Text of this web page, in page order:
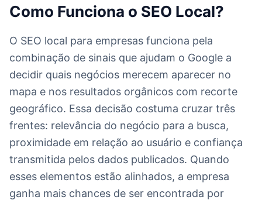
Como Funciona o SEO Local?
O SEO local para empresas funciona pela
combinação de sinais que ajudam o Google a
decidir quais negócios merecem aparecer no
mapa e nos resultados orgânicos com recorte
geográfico. Essa decisão costuma cruzar três
frentes: relevância do negócio para a busca,
proximidade em relação ao usuário e confiança
transmitida pelos dados publicados. Quando
esses elementos estão alinhados, a empresa
ganha mais chances de ser encontrada por